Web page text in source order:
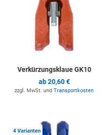
Verkürzungsklaue GK10
ab20,60 €
zzgl. MwSt. und Transportkosten
4 Varianten